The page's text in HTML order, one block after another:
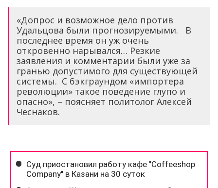
«Допрос и возможное дело против
Удальцова были прогнозируемыми. В
последнее время он уж очень
откровенно нарывался… Резкие
заявления и комментарии были уже за
гранью допустимого для существующей
системы. С бэкграундом «импортера
революции» такое поведение глупо и
опасно», – поясняет политолог Алексей
Чеснаков.